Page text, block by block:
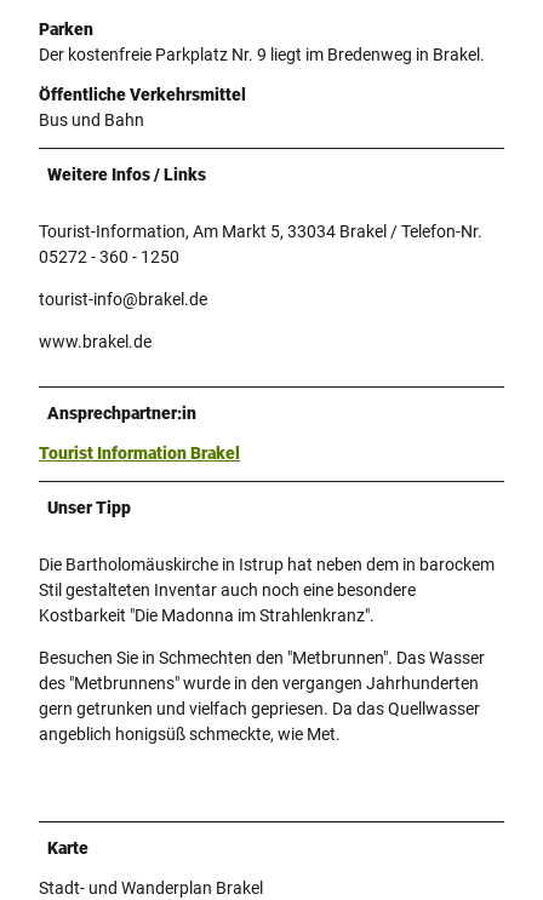
Parken
Der kostenfreie Parkplatz Nr. 9 liegt im Bredenweg in Brakel.
Öffentliche Verkehrsmittel
Bus und Bahn
Weitere Infos / Links
Tourist-Information, Am Markt 5, 33034 Brakel / Telefon-Nr.
05272 - 360 - 1250
tourist-info@brakel.de
www.brakel.de
Ansprechpartner:in
Tourist Information Brakel
Unser Tipp
Die Bartholomäuskirche in Istrup hat neben dem in barockem
Stil gestalteten Inventar auch noch eine besondere
Kostbarkeit "Die Madonna im Strahlenkranz".
Besuchen Sie in Schmechten den "Metbrunnen". Das Wasser
des "Metbrunnens" wurde in den vergangen Jahrhunderten
gern getrunken und vielfach gepriesen. Da das Quellwasser
angeblich honigsüß schmeckte, wie Met.
Karte
Stadt- und Wanderplan Brakel